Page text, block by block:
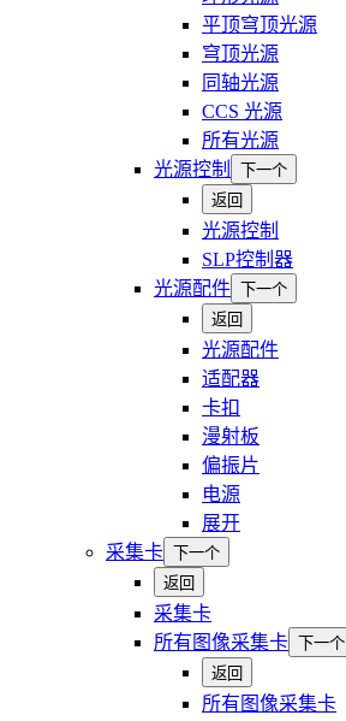
平顶穹顶光源
穹顶光源
同轴光源
CCS 光源
所有光源
光源控制
下一个
返回
光源控制
SLP控制器
光源配件
下一个
返回
光源配件
适配器
卡扣
漫射板
偏振片
电源
展开
采集卡
下一个
返回
采集卡
所有图像采集卡
下一个
返回
所有图像采集卡